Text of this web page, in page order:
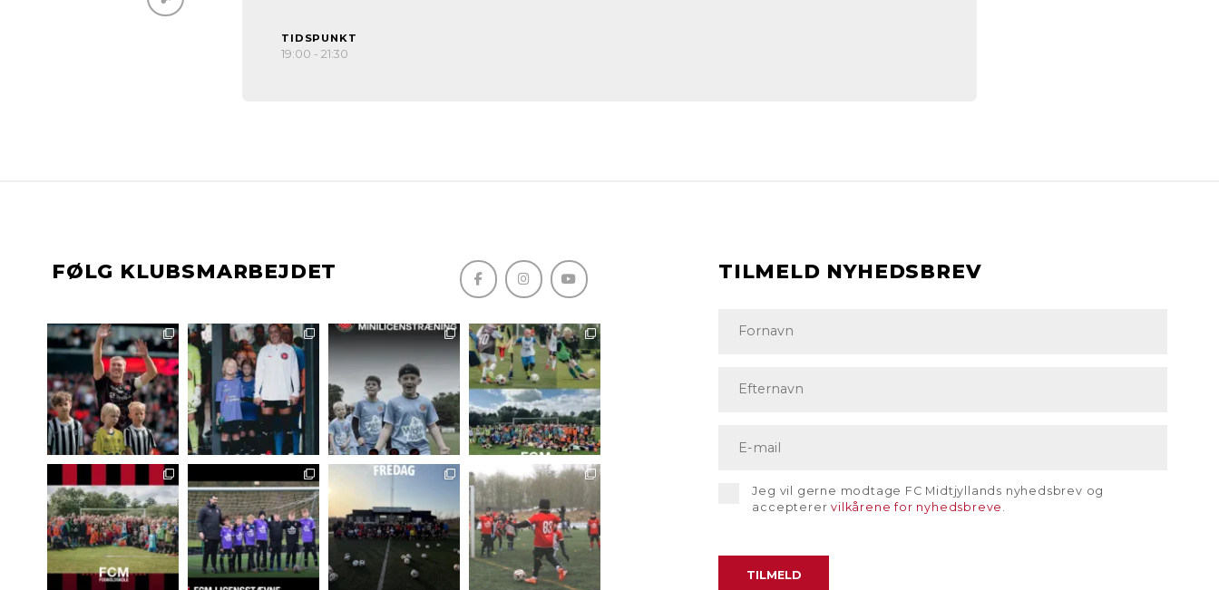
TIDSPUNKT
19:00 - 21:30
FØLG KLUBSMARBEJDET TILMELD NYHEDSBREV
Jeg vil gerne modtage FC Midtjyllands nyhedsbrev og
accepterervilkårene for nyhedsbreve .